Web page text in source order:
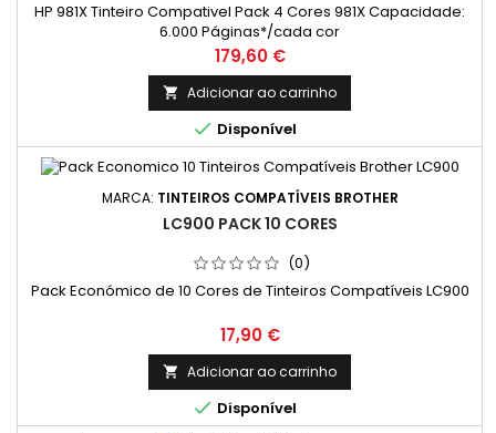
HP 981X Tinteiro Compativel Pack 4 Cores 981X Capacidade:
6.000 Páginas*/cada cor
Preço
179,60 €
 Adicionar ao carrinho
 Disponível
MARCA: TINTEIROS COMPATÍVEIS BROTHER
LC900 PACK 10 CORES
(0)
Pack Económico de 10 Cores de Tinteiros Compatíveis LC900
Preço
17,90 €
 Adicionar ao carrinho
 Disponível